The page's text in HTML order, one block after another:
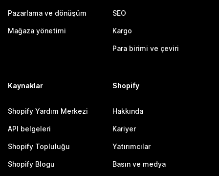
Pazarlama ve dönüşüm
Mağaza yönetimi
SEO
Kargo
Para birimi ve çeviri
Kaynaklar
Shopify Yardım Merkezi
API belgeleri
Shopify Topluluğu
Shopify Blogu
Shopify
Hakkında
Kariyer
Yatırımcılar
Basın ve medya